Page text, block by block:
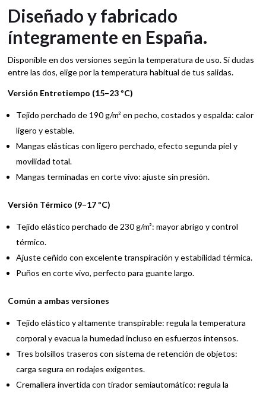
Diseñado y fabricado
íntegramente en España.
Disponible en dos versiones según la temperatura de uso. Si dudas
entre las dos, elige por la temperatura habitual de tus salidas.
Versión Entretiempo (15–23 ºC)
Tejido perchado de 190 g/m² en pecho, costados y espalda: calor
ligero y estable.
Mangas elásticas con ligero perchado, efecto segunda piel y
movilidad total.
Mangas terminadas en corte vivo: ajuste sin presión.
Versión Térmico (9–17 ºC)
Tejido elástico perchado de 230 g/m²: mayor abrigo y control
térmico.
Ajuste ceñido con excelente transpiración y estabilidad térmica.
Puños en corte vivo, perfecto para guante largo.
Común a ambas versiones
Tejido elástico y altamente transpirable: regula la temperatura
corporal y evacua la humedad incluso en esfuerzos intensos.
Tres bolsillos traseros con sistema de retención de objetos:
carga segura en rodajes exigentes.
Cremallera invertida con tirador semiautomático: regula la